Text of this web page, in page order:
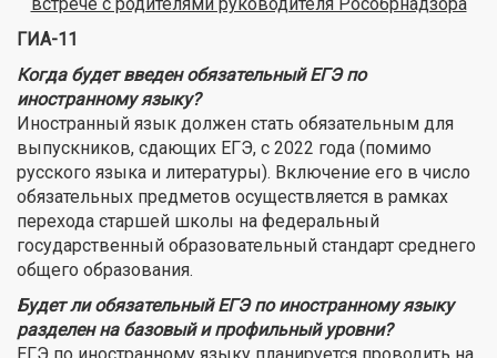
ГИА-11
Когда будет введен обязательный ЕГЭ по
иностранному языку?
Иностранный язык должен стать обязательным для
выпускников, сдающих ЕГЭ, с 2022 года (помимо
русского языка и литературы). Включение его в число
обязательных предметов осуществляется в рамках
перехода старшей школы на федеральный
государственный образовательный стандарт среднего
общего образования.
Будет ли обязательный ЕГЭ по иностранному языку
разделен на базовый и профильный уровни?